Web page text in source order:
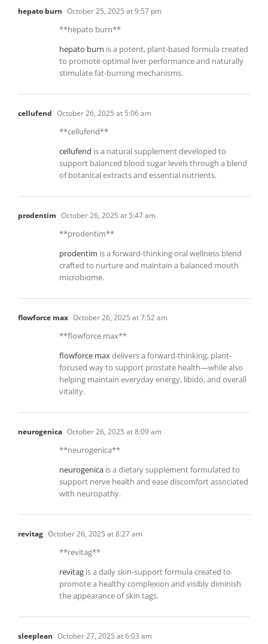
hepato burn October 25, 2025 at 9:57 pm
** hepato burn**
hepato burn is a potent, plant-based formula created
to promote optimal liver performance and naturally
stimulate fat-burning mechanisms.
cellufend October 26, 2025 at 5:06 am
** cellufend**
cellufend is a natural supplement developed to
support balanced blood sugar levels through a blend
of botanical extracts and essential nutrients.
prodentim October 26, 2025 at 5:47 am
** prodentim**
prodentim is a forward-thinking oral wellness blend
crafted to nurture and maintain a balanced mouth
microbiome.
flowforce max October 26, 2025 at 7:52 am
** flowforce max**
flowforce maxdelivers a forward-thinking, plant-
focused way to support prostate health—while also
helping maintain everyday energy, libido, and overall
vitality.
neurogenica October 26, 2025 at 8:09 am
** neurogenica**
neurogenica is a dietary supplement formulated to
support nerve health and ease discomfort associated
with neuropathy.
revitag October 26, 2025 at 8:27 am
**revitag**
revitag is a daily skin-support formula created to
promote a healthy complexion and visibly diminish
the appearance of skin tags.
sleeplean October 27, 2025 at 6:03 am